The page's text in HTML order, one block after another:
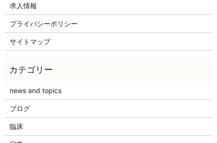
求人情報
プライバシーポリシー
サイトマップ
news and topics
ブログ
臨床